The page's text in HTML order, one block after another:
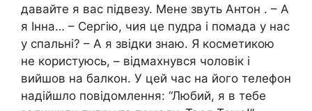
давайте я вас підвезу. Мене звуть Антон . – А
я Інна… – Сергію, чия це пудра і помада у нас
у спальні? – А я звідки знаю. Я косметикою
не користуюсь, – відмахнувся чоловік і
вийшов на балкон. У цей час на його телефон
надійшло повідомлення: “Любий, я в тебе